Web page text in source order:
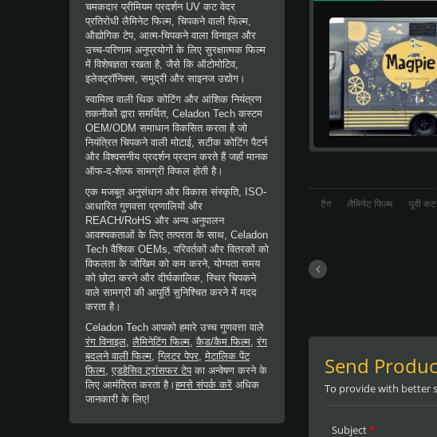
चमकदार प्रीमियम प्रदर्शन UV कट वेदर
प्रतिरोधी लैमिनेट फिल्म, चिपकने वाली फिल्म,
औद्योगिक टेप, आत्म-चिपकने वाला विनाइल और
उच्च-परिणाम अनुप्रयोगों के लिए सुरक्षात्मक फिल्म
में विशेषज्ञता रखता है, जैसे कि ऑटोमोटिव,
इलेक्ट्रॉनिक्स, समुद्री और साइनज उद्योग।
स्वामित्व वाली थिक कोटिंग और आंशिक नियंत्रण
तकनीकों द्वारा समर्थित, Celadon Tech कस्टम
OEM/ODM समाधान विकसित करता है जो
नियंत्रित चिपकने वाली मोटाई, सटीक कोटिंग पैटर्न
और विश्वसनीय प्रदर्शन प्रदान करते हैं जहाँ मानक
ऑफ-द-शेल्फ सामग्री विफल होती है।
एक मजबूत अनुसंधान और विकास संस्कृति, ISO-
आधारित गुणवत्ता प्रणालियों और
REACH/RoHS और अन्य अनुपालन
आवश्यकताओं के लिए तत्परता के साथ, Celadon
Tech वैश्विक OEMs, परिवर्तकों और वितरकों को
विफलता के जोखिम को कम करने, योग्यता समय
को छोटा करने और दीर्घकालिक, स्थिर चिपकने
वाले सामग्री की आपूर्ति सुनिश्चित करने में मदद
करता है।
Celadon Tech आपको हमारे उच्च गुणवत्ता वाले
रंग विनाइल, लैमिनेटिंग फिल्म, कैड/कैम फिल्म, रंग
बदलने वाली फिल्म, ग्लिटर पेपर, मेटालिक पेंट
फिल्म, एडहेसिव ट्रांसफर टेपका अन्वेषण करने के
लिए आमंत्रित करता है। हमसे संपर्क करें अधिक
जानकारी के लिए!
टैग लैमिनेट फिल्म यूवी कट